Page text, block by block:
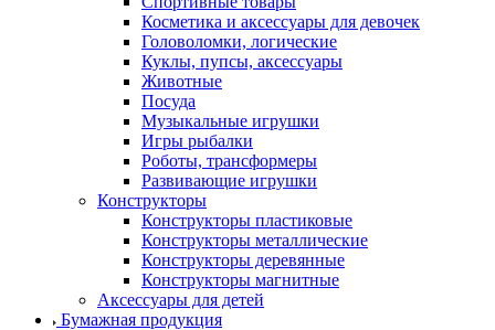
Косметика и аксессуары для девочек
Головоломки, логические
Куклы, пупсы, аксессуары
Животные
Посуда
Музыкальные игрушки
Игры рыбалки
Роботы, трансформеры
Развивающие игрушки
Конструкторы
Конструкторы пластиковые
Конструкторы металлические
Конструкторы деревянные
Конструкторы магнитные
Аксессуары для детей
Бумажная продукция